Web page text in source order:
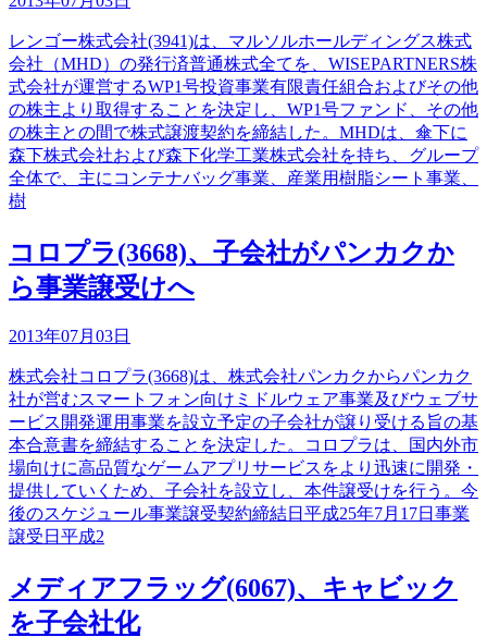
レンゴー株式会社(3941)は、マルソルホールディングス株式
会社（MHD）の発行済普通株式全てを、WISEPARTNERS株
式会社が運営するWP1号投資事業有限責任組合およびその他
の株主より取得することを決定し、WP1号ファンド、その他
の株主との間で株式譲渡契約を締結した。MHDは、傘下に
森下株式会社および森下化学工業株式会社を持ち、グループ
全体で、主にコンテナバッグ事業、産業用樹脂シート事業、
樹
コロプラ(3668)、子会社がパンカクか
ら事業譲受けへ
2013年07月03日
株式会社コロプラ(3668)は、株式会社パンカクからパンカク
社が営むスマートフォン向けミドルウェア事業及びウェブサ
ービス開発運用事業を設立予定の子会社が譲り受ける旨の基
本合意書を締結することを決定した。コロプラは、国内外市
場向けに高品質なゲームアプリサービスをより迅速に開発・
提供していくため、子会社を設立し、本件譲受けを行う。今
後のスケジュール事業譲受契約締結日平成25年7月17日事業
譲受日平成2
メディアフラッグ(6067)、キャビック
を子会社化